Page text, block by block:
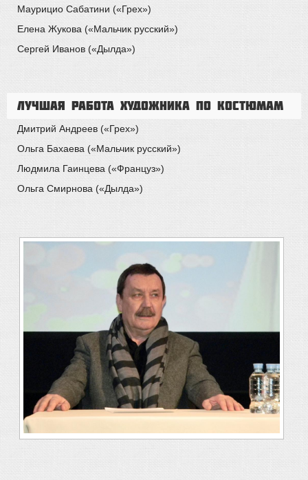
Маурицио Сабатини («Грех»)
Елена Жукова («Мальчик русский»)
Сергей Иванов («Дылда»)
Лучшая работа художника по костюмам
Дмитрий Андреев («Грех»)
Ольга Бахаева («Мальчик русский»)
Людмила Гаинцева («Француз»)
Ольга Смирнова («Дылда»)